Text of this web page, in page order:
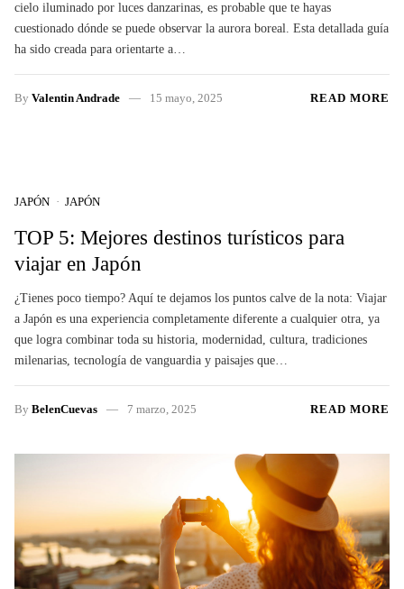
cielo iluminado por luces danzarinas, es probable que te hayas
cuestionado dónde se puede observar la aurora boreal. Esta detallada guía
ha sido creada para orientarte a…
By Valentin Andrade 15 mayo, 2025 READ MORE
JAPÓN JAPÓN
TOP 5: Mejores destinos turísticos para
viajar en Japón
¿Tienes poco tiempo? Aquí te dejamos los puntos calve de la nota: Viajar
a Japón es una experiencia completamente diferente a cualquier otra, ya
que logra combinar toda su historia, modernidad, cultura, tradiciones
milenarias, tecnología de vanguardia y paisajes que…
By BelenCuevas 7 marzo, 2025 READ MORE